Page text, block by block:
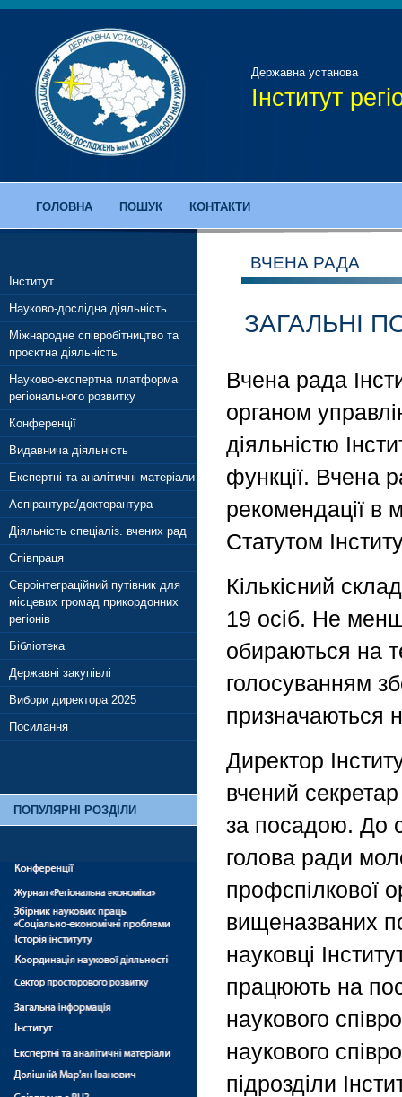
Державна установа
Інститут
ГОЛОВНА ПОШУК КОНТАКТИ
Інститут
Науково-дослідна діяльність
Міжнародне співробітництво та
проєктна діяльність
Науково-експертна платформа
регіонального розвитку
Конференції
Видавнича діяльність
Експертні та аналітичні матеріали
Аспірантура/докторантура
Діяльність спеціаліз. вчених рад
Співпраця
Євроінтеграційний путівник для
місцевих громад прикордонних
регіонів
Бібліотека
Державні закупівлі
Вибори директора 2025
Посилання
ПОПУЛЯРНІ РОЗДІЛИ
ВЧЕНА РАДА
ЗАГАЛЬНІ
Вчена рада
органом
діяльністю
функції. Вчена
рекомендації в
Статутом
Кількісний
19 осіб. Не
обираються на
голосуванням
призначаються
Директор
вчений
за посадою. До
голова ради
профспілкової
вищеназваних
науковці
працюють на
наукового
наукового
підрозділи